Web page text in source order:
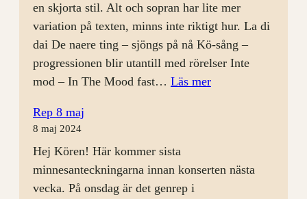
en skjorta stil. Alt och sopran har lite mer
variation på texten, minns inte riktigt hur. La di
dai De naere ting – sjöngs på nå Kö-sång –
progressionen blir utantill med rörelser Inte
mod – In The Mood fast… Läs mer:
augusti
Rep 8 maj
8 maj 2024
Hej Kören! Här kommer sista
minnesanteckningarna innan konserten nästa
vecka. På onsdag är det genrep i